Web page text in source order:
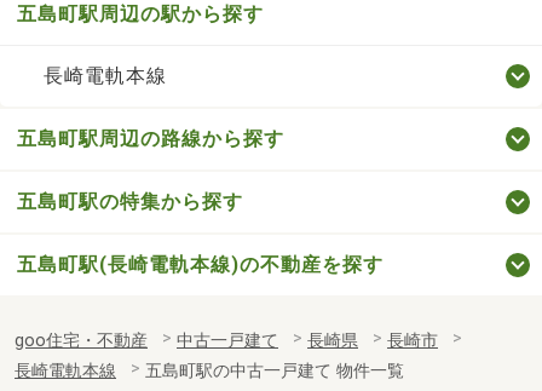
五島町駅周辺の駅から探す
長崎電軌本線
五島町駅周辺の路線から探す
五島町駅の特集から探す
五島町駅(長崎電軌本線)の不動産を探す
goo住宅・不動産 中古一戸建て 長崎県
長崎市
長崎電軌本線
五島町駅の中古一戸建て 物件一覧